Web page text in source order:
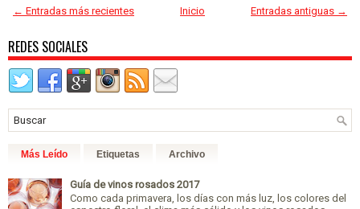
← Entradas más recientes Entradas antiguas →
Inicio
REDES SOCIALES
Más Leído Etiquetas Archivo
Guía de vinos rosados 2017
Como cada primavera, los días con más luz, los colores del